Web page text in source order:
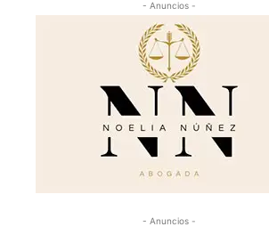
- Anuncios -
- Anuncios -